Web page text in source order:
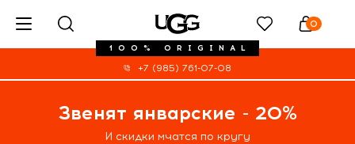
100% ORIGINAL
0
+7 (985) 761-07-08
Звенят январские - 20%
И скидки мчатся по кругу